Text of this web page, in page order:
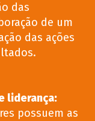
das
de um
das ações
liderança:
possuem as